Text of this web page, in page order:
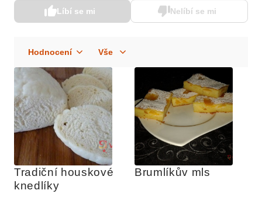
Líbí se mi Nelíbí se mi
Tradiční houskové
knedlíky
Brumlíkův mls